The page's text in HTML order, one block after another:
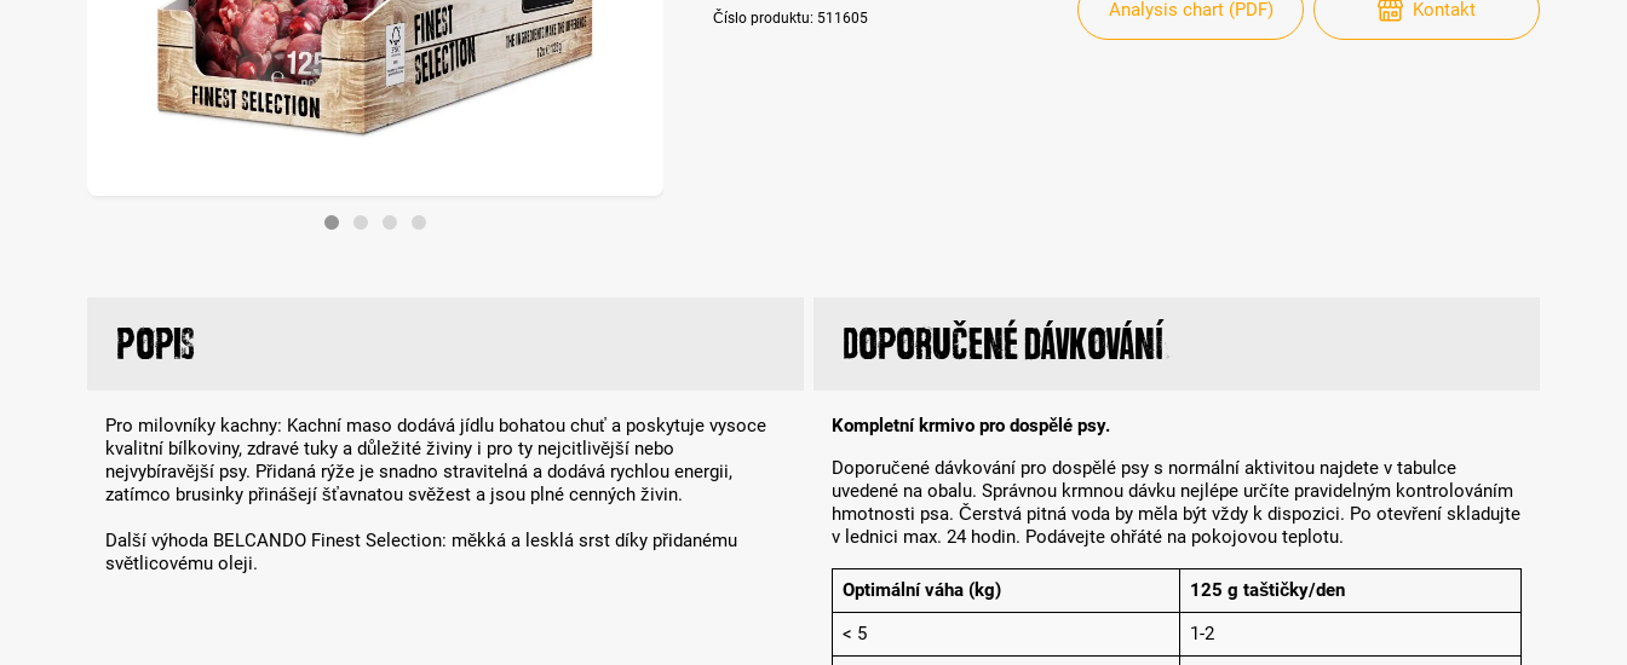
Číslo produktu: 511605 Analysis chart (PDF) Kontakt
Popis
Pro milovníky kachny: Kachní maso dodává jídlu bohatou chuť a poskytuje vysoce
kvalitní bílkoviny, zdravé tuky a důležité živiny i pro ty nejcitlivější nebo
nejvybíravější psy. Přidaná rýže je snadno stravitelná a dodává rychlou energii,
zatímco brusinky přinášejí šťavnatou svěžest a jsou plné cenných živin.
Další výhoda BELCANDO Finest Selection: měkká a lesklá srst díky přidanému
světlicovému oleji.
Doporučené dávkování
Kompletní krmivo pro dospělé psy.
Doporučené dávkování pro dospělé psy s normální aktivitou najdete v tabulce
uvedené na obalu. Správnou krmnou dávku nejlépe určíte pravidelným kontrolováním
hmotnosti psa. Čerstvá pitná voda by měla být vždy k dispozici. Po otevření skladujte
v lednici max. 24 hodin. Podávejte ohřáté na pokojovou teplotu.
Optimální váha (kg)
125 g taštičky/den
< 5
1-2